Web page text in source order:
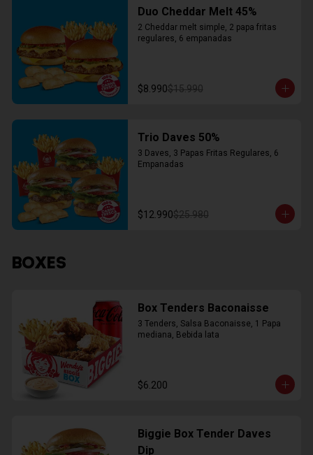
Duo Cheddar Melt 45%
2 Cheddar melt simple, 2 papa fritas
regulares, 6 empanadas
$8.990$15.990
Trio Daves 50%
3 Daves, 3 Papas Fritas Regulares, 6
Empanadas
$12.990$25.980
BOXES
Box Tenders Baconaisse
3 Tenders, Salsa Baconaisse, 1 Papa
mediana, Bebida lata
$6.200
Biggie Box Tender Daves
Dip